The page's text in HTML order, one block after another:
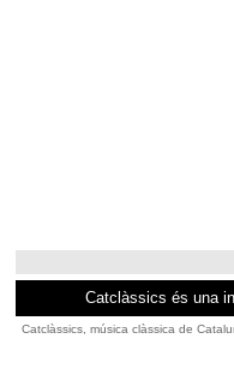
Catclàssics és una
Catclàssics, música clàssica de